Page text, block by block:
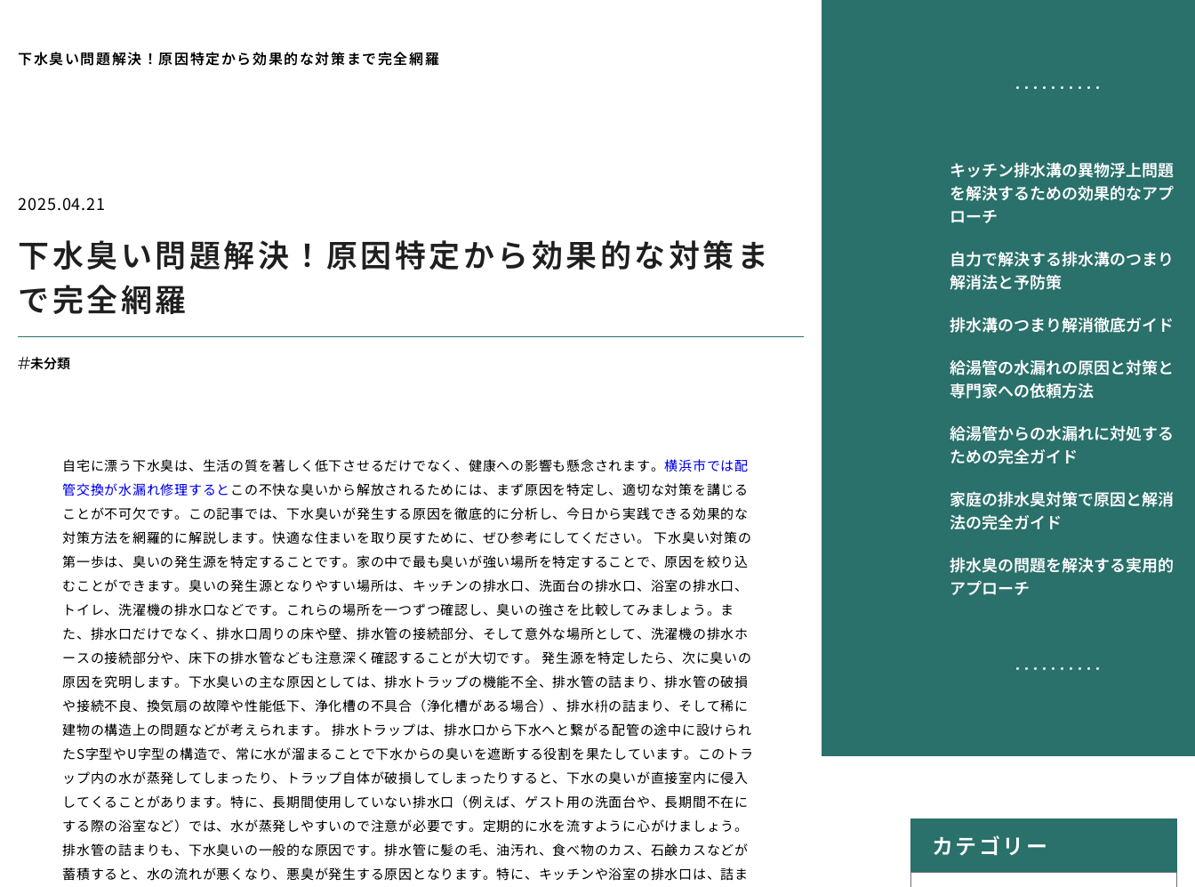
下水臭い問題解決！原因特定から効果的な対策まで完全網羅
キッチン排水溝の異物浮上問題
を解決するための効果的なアプ
ローチ
自力で解決する排水溝のつまり
解消法と予防策
排水溝のつまり解消徹底ガイド
給湯管の水漏れの原因と対策と
専門家への依頼方法
給湯管からの水漏れに対処する
ための完全ガイド
家庭の排水臭対策で原因と解消
法の完全ガイド
排水臭の問題を解決する実用的
アプローチ
2025.04.21
下水臭い問題解決！原因特定から効果的な対策ま
で完全網羅
未分類
自宅に漂う下水臭は、生活の質を著しく低下させるだけでなく、健康への影響も懸念されます。横浜市では配
管交換が水漏れ修理すると この不快な臭いから解放されるためには、まず原因を特定し、適切な対策を講じる
ことが不可欠です。この記事では、下水臭いが発生する原因を徹底的に分析し、今日から実践できる効果的な
対策方法を網羅的に解説します。快適な住まいを取り戻すために、ぜひ参考にしてください。 下水臭い対策の
第一歩は、臭いの発生源を特定することです。家の中で最も臭いが強い場所を特定することで、原因を絞り込
むことができます。臭いの発生源となりやすい場所は、キッチンの排水口、洗面台の排水口、浴室の排水口、
トイレ、洗濯機の排水口などです。これらの場所を一つずつ確認し、臭いの強さを比較してみましょう。ま
た、排水口だけでなく、排水口周りの床や壁、排水管の接続部分、そして意外な場所として、洗濯機の排水ホ
ースの接続部分や、床下の排水管なども注意深く確認することが大切です。 発生源を特定したら、次に臭いの
原因を究明します。下水臭いの主な原因としては、排水トラップの機能不全、排水管の詰まり、排水管の破損
や接続不良、換気扇の故障や性能低下、浄化槽の不具合（浄化槽がある場合）、排水枡の詰まり、そして稀に
建物の構造上の問題などが考えられます。 排水トラップは、排水口から下水へと繋がる配管の途中に設けられ
たS字型やU字型の構造で、常に水が溜まることで下水からの臭いを遮断する役割を果たしています。このトラ
ップ内の水が蒸発してしまったり、トラップ自体が破損してしまったりすると、下水の臭いが直接室内に侵入
してくることがあります。特に、長期間使用していない排水口（例えば、ゲスト用の洗面台や、長期間不在に
する際の浴室など）では、水が蒸発しやすいので注意が必要です。定期的に水を流すように心がけましょう。
排水管の詰まりも、下水臭いの一般的な原因です。排水管に髪の毛、油汚れ、食べ物のカス、石鹸カスなどが
蓄積すると、水の流れが悪くなり、悪臭が発生する原因となります。特に、キッチンや浴室の排水口は、詰ま
カテゴリー